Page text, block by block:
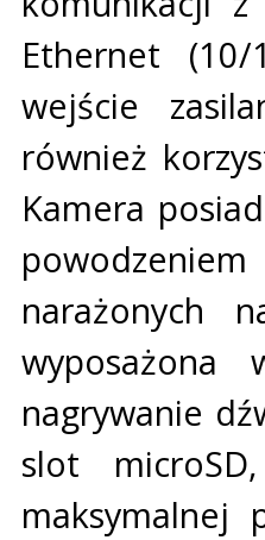
Ethernet
wejście
również
Kamera
narażonych
wyposażona
nagrywanie
slot
maksymalnej